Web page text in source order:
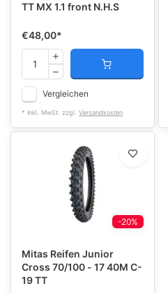
TT MX 1.1 front N.H.S
€48,00*
Vergleichen
* Inkl. MwSt. zzgl. Versandkosten
-20%
Mitas Reifen Junior
Cross 70/100 - 17 40M C-
19 TT